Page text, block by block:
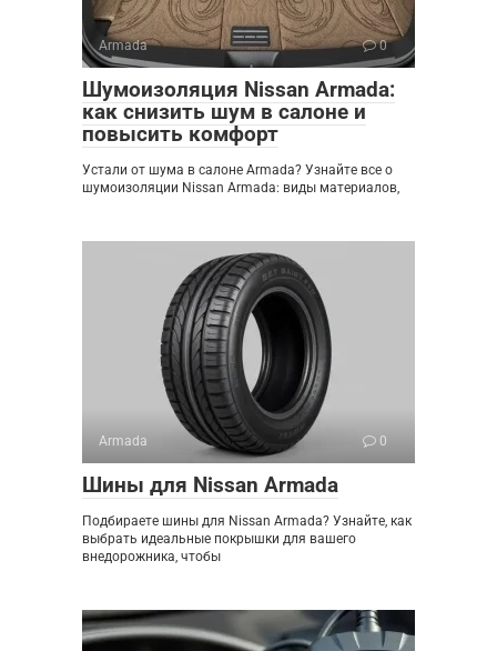
Armada 0
Шумоизоляция Nissan Armada:
как снизить шум в салоне и
повысить комфорт
Устали от шума в салоне Armada? Узнайте все о
шумоизоляции Nissan Armada: виды материалов,
Armada 0
Шины для Nissan Armada
Подбираете шины для Nissan Armada? Узнайте, как
выбрать идеальные покрышки для вашего
внедорожника, чтобы